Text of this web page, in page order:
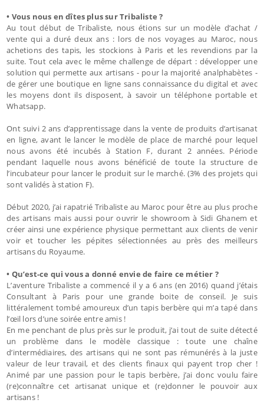
• Vous nous en dîtes plus sur Tribaliste ?
Au tout début de Tribaliste, nous étions sur un modèle d’achat /
vente qui a duré deux ans : lors de nos voyages au Maroc, nous
achetions des tapis, les stockions à Paris et les revendions par la
suite. Tout cela avec le même challenge de départ : développer une
solution qui permette aux artisans - pour la majorité analphabètes -
de gérer une boutique en ligne sans connaissance du digital et avec
les moyens dont ils disposent, à savoir un téléphone portable et
Whatsapp.
Ont suivi 2 ans d’apprentissage dans la vente de produits d’artisanat
en ligne, avant le lancer le modèle de place de marché pour lequel
nous avons été incubés à Station F, durant 2 années. Période
pendant laquelle nous avons bénéficié de toute la structure de
l’incubateur pour lancer le produit sur le marché. (3% des projets qui
sont validés à station F).
Début 2020, j’ai rapatrié Tribaliste au Maroc pour être au plus proche
des artisans mais aussi pour ouvrir le showroom à Sidi Ghanem et
créer ainsi une expérience physique permettant aux clients de venir
voir et toucher les pépites sélectionnées au près des meilleurs
artisans du Royaume.
• Qu’est-ce qui vous a donné envie de faire ce métier ?
L’aventure Tribaliste a commencé il y a 6 ans (en 2016) quand j’étais
Consultant à Paris pour une grande boite de conseil. Je suis
littéralement tombé amoureux d’un tapis berbère qui m’a tapé dans
l’œil lors d’une soirée entre amis !
En me penchant de plus près sur le produit, j’ai tout de suite détecté
un problème dans le modèle classique : toute une chaîne
d’intermédiaires, des artisans qui ne sont pas rémunérés à la juste
valeur de leur travail, et des clients finaux qui payent trop cher !
Animé par une passion pour le tapis berbère, j’ai donc voulu faire
(re)connaître cet artisanat unique et (re)donner le pouvoir aux
artisans !